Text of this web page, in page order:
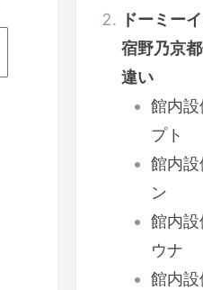
ドーミー
宿野乃京
違い
館内
プト
館内
ン
館内
ウナ
館内